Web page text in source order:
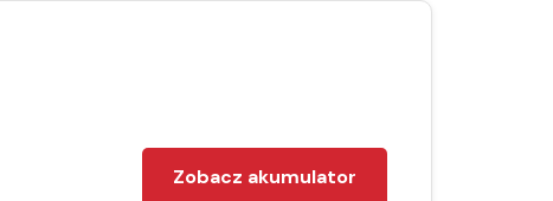
Zobacz akumulator